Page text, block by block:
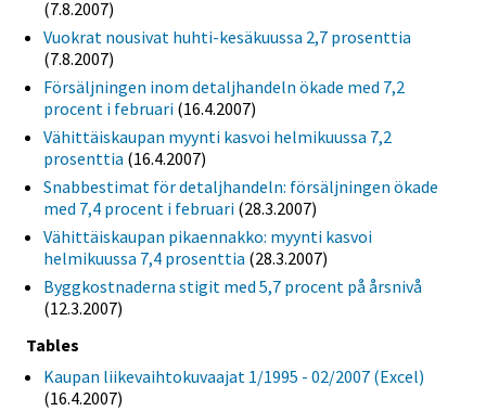
(7.8.2007)
Vuokrat nousivat huhti-kesäkuussa 2,7 prosenttia
(7.8.2007)
Försäljningen inom detaljhandeln ökade med 7,2
procent i februari (16.4.2007)
Vähittäiskaupan myynti kasvoi helmikuussa 7,2
prosenttia (16.4.2007)
Snabbestimat för detaljhandeln: försäljningen ökade
med 7,4 procent i februari (28.3.2007)
Vähittäiskaupan pikaennakko: myynti kasvoi
helmikuussa 7,4 prosenttia (28.3.2007)
Byggkostnaderna stigit med 5,7 procent på årsnivå
(12.3.2007)
Tables
Kaupan liikevaihtokuvaajat 1/1995 - 02/2007 (Excel)
(16.4.2007)